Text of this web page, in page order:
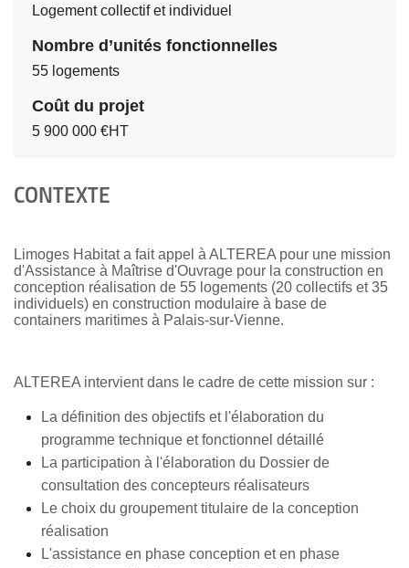
Logement collectif et individuel
Nombre d’unités fonctionnelles
55 logements
Coût du projet
5 900 000 €HT
CONTEXTE
Limoges Habitat a fait appel à ALTEREA pour une mission
d'Assistance à Maîtrise d'Ouvrage pour la construction en
conception réalisation de 55 logements (20 collectifs et 35
individuels) en construction modulaire à base de
containers maritimes à Palais-sur-Vienne.
ALTEREA intervient dans le cadre de cette mission sur :
La définition des objectifs et l'élaboration du
programme technique et fonctionnel détaillé
La participation à l'élaboration du Dossier de
consultation des concepteurs réalisateurs
Le choix du groupement titulaire de la conception
réalisation
L'assistance en phase conception et en phase